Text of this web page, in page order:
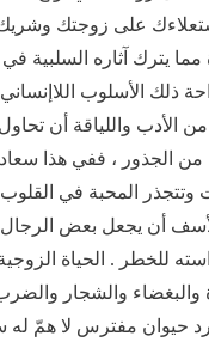
على زوجتك
مما يترك آثاره السلبية
ذلك الأسلوب
الأدب واللياقة أن
الجذور ، ففي هذا سعادة
وتتجذر المحبة في
أن يجعل بعض الرجال
للخطر . الحياة
والبغضاء والشجار
حيوان مفترس لا همّ له